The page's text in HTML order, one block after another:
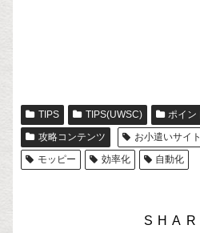
TIPS TIPS(UWSC)
ポイン
攻略コンテンツ
お小遣いサイト
モッピー
効率化 自動化